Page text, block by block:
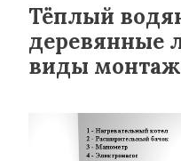
Тёплый
деревянные
виды